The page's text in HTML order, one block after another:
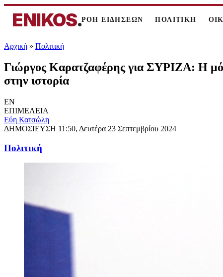
ENIKOS.ΡΟΗ ΕΙΔΗΣΕΩΝ ΠΟΛΙΤΙΚΗ
Αρχική » Πολιτική
Γιώργος Καρατζαφέρης για ΣΥΡΙΖΑ: Η
στην ιστορία
EN
ΕΠΙΜΕΛΕΙΑ
Εύη Κατσώλη
ΔΗΜΟΣΙΕΥΣΗ 11:50, Δευτέρα 23 Σεπτεμβρίου 2024
Πολιτική